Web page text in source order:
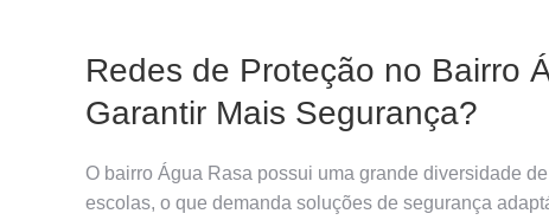
Redes de Proteção no Bairro
Garantir Mais Segurança?
O bairro Água Rasa possui uma grande diversidade
escolas, o que demanda soluções de segurança